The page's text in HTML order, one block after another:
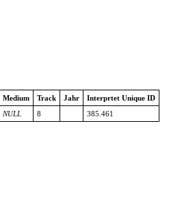
Medium Track Jahr
Interprtet Unique ID
NULL 8 385.461